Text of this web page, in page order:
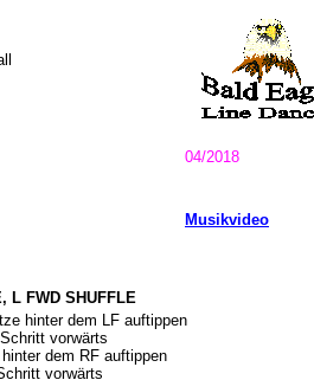
04/2018
Musikvideo
L FWD SHUFFLE
hinter dem LF auftippen
vorwärts
dem RF auftippen
vorwärts